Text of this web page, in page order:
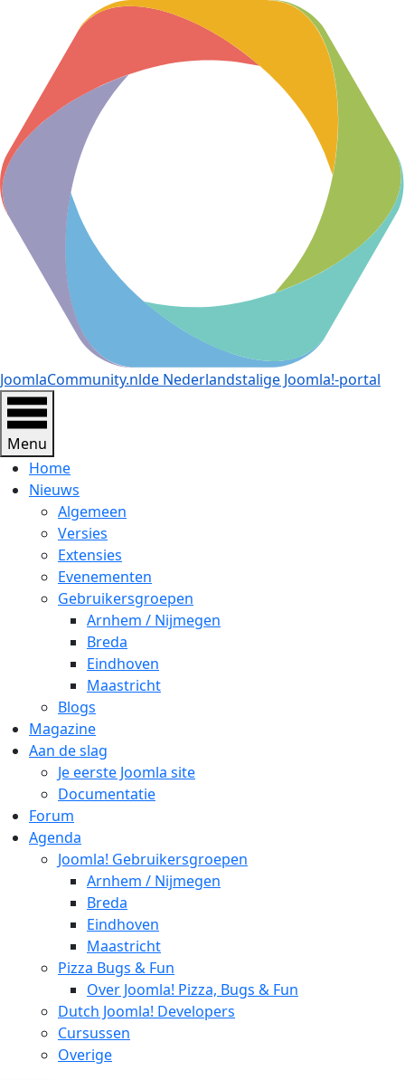
JoomlaCommunity.nlde Nederlandstalige Joomla!-portal
Menu
Home
Nieuws
Algemeen
Versies
Extensies
Evenementen
Gebruikersgroepen
Arnhem / Nijmegen
Breda
Eindhoven
Maastricht
Blogs
Magazine
Aan de slag
Je eerste Joomla site
Documentatie
Forum
Agenda
Joomla! Gebruikersgroepen
Arnhem / Nijmegen
Breda
Eindhoven
Maastricht
Pizza Bugs & Fun
Over Joomla! Pizza, Bugs & Fun
Dutch Joomla! Developers
Cursussen
Overige